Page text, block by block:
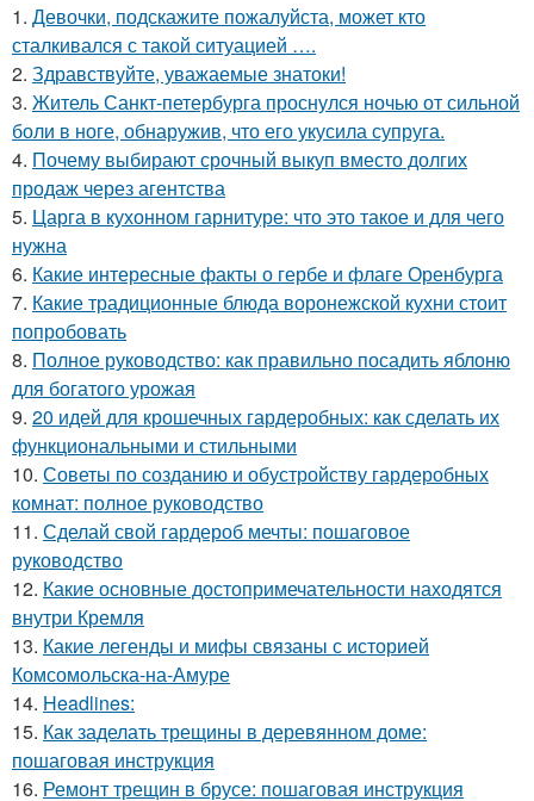
1. Девочки, подскажите пожалуйста, может кто
сталкивался с такой ситуацией ….
2. Здравствуйте, уважаемые знатоки!
3. Житель Санкт-петербурга проснулся ночью от сильной
боли в ноге, обнаружив, что его укусила супруга.
4. Почему выбирают срочный выкуп вместо долгих
продаж через агентства
5. Царга в кухонном гарнитуре: что это такое и для чего
нужна
6. Какие интересные факты о гербе и флаге Оренбурга
7. Какие традиционные блюда воронежской кухни стоит
попробовать
8. Полное руководство: как правильно посадить яблоню
для богатого урожая
9. 20 идей для крошечных гардеробных: как сделать их
функциональными и стильными
10. Советы по созданию и обустройству гардеробных
комнат: полное руководство
11. Сделай свой гардероб мечты: пошаговое
руководство
12. Какие основные достопримечательности находятся
внутри Кремля
13. Какие легенды и мифы связаны с историей
Комсомольска-на-Амуре
14. Headlines:
15. Как заделать трещины в деревянном доме:
пошаговая инструкция
16. Ремонт трещин в брусе: пошаговая инструкция